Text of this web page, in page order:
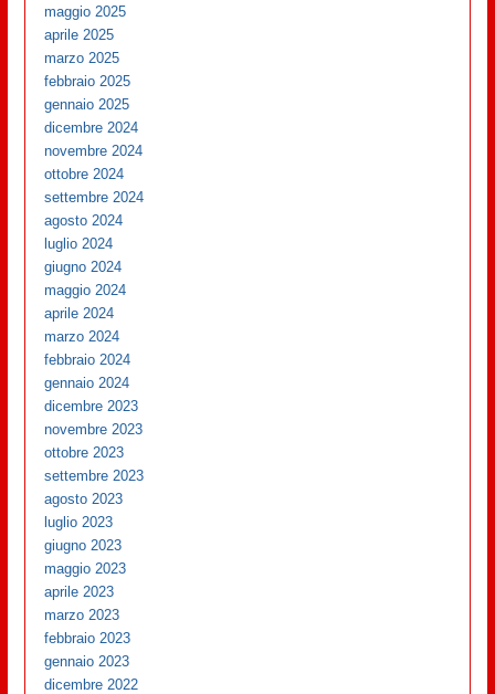
maggio 2025
aprile 2025
marzo 2025
febbraio 2025
gennaio 2025
dicembre 2024
novembre 2024
ottobre 2024
settembre 2024
agosto 2024
luglio 2024
giugno 2024
maggio 2024
aprile 2024
marzo 2024
febbraio 2024
gennaio 2024
dicembre 2023
novembre 2023
ottobre 2023
settembre 2023
agosto 2023
luglio 2023
giugno 2023
maggio 2023
aprile 2023
marzo 2023
febbraio 2023
gennaio 2023
dicembre 2022